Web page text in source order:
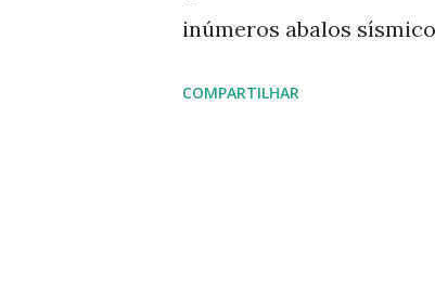
inúmeros abalos
humanitária. Na
COMPARTILHAR